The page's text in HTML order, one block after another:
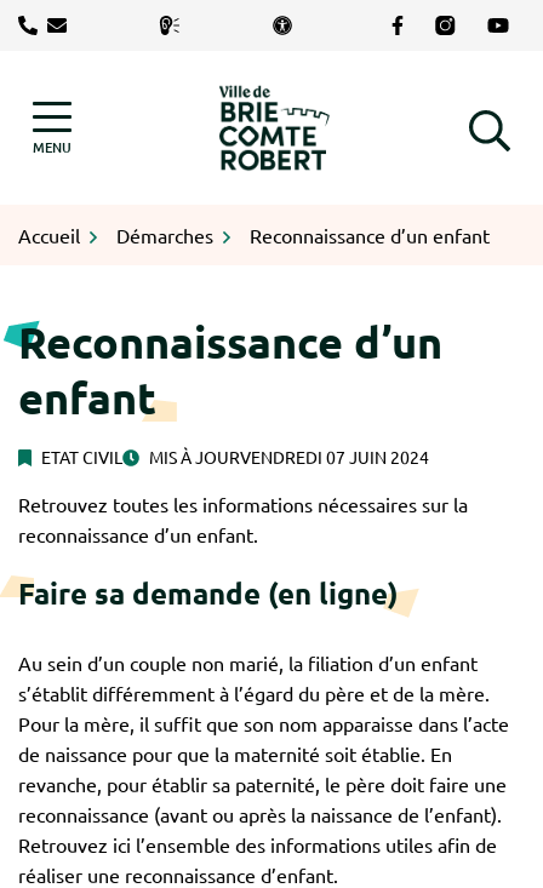
Aller
Lien vers le
Lien vers le
Lien
MENU Logo Brie-Comte-Robert
RECHERCHE
Accueil Démarches Reconnaissance d’un enfant
Reconnaissance d’un
enfant
ETAT CIVIL MIS À JOURVENDREDI 07 JUIN 2024
Retrouvez toutes les informations nécessaires sur la
reconnaissance d’un enfant.
Faire sa demande (en ligne)
Au sein d’un couple non marié, la filiation d’un enfant
s’établit différemment à l’égard du père et de la mère.
Pour la mère, il suffit que son nom apparaisse dans l’acte
de naissance pour que la maternité soit établie. En
revanche, pour établir sa paternité, le père doit faire une
reconnaissance (avant ou après la naissance de l’enfant).
Retrouvez ici l’ensemble des informations utiles afin de
réaliser une reconnaissance d’enfant.